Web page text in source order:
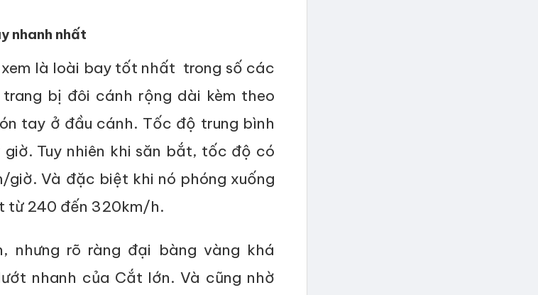
nhanh nhất
là loài bay tốt nhất trong số các
bị đôi cánh rộng dài kèm theo
tay ở đầu cánh. Tốc độ trung bình
Tuy nhiên khi săn bắt, tốc độ có
Và đặc biệt khi nó phóng xuống
từ 240 đến 320km/h.
nhưng rõ ràng đại bàng vàng khá
nhanh của Cắt lớn. Và cũng nhờ